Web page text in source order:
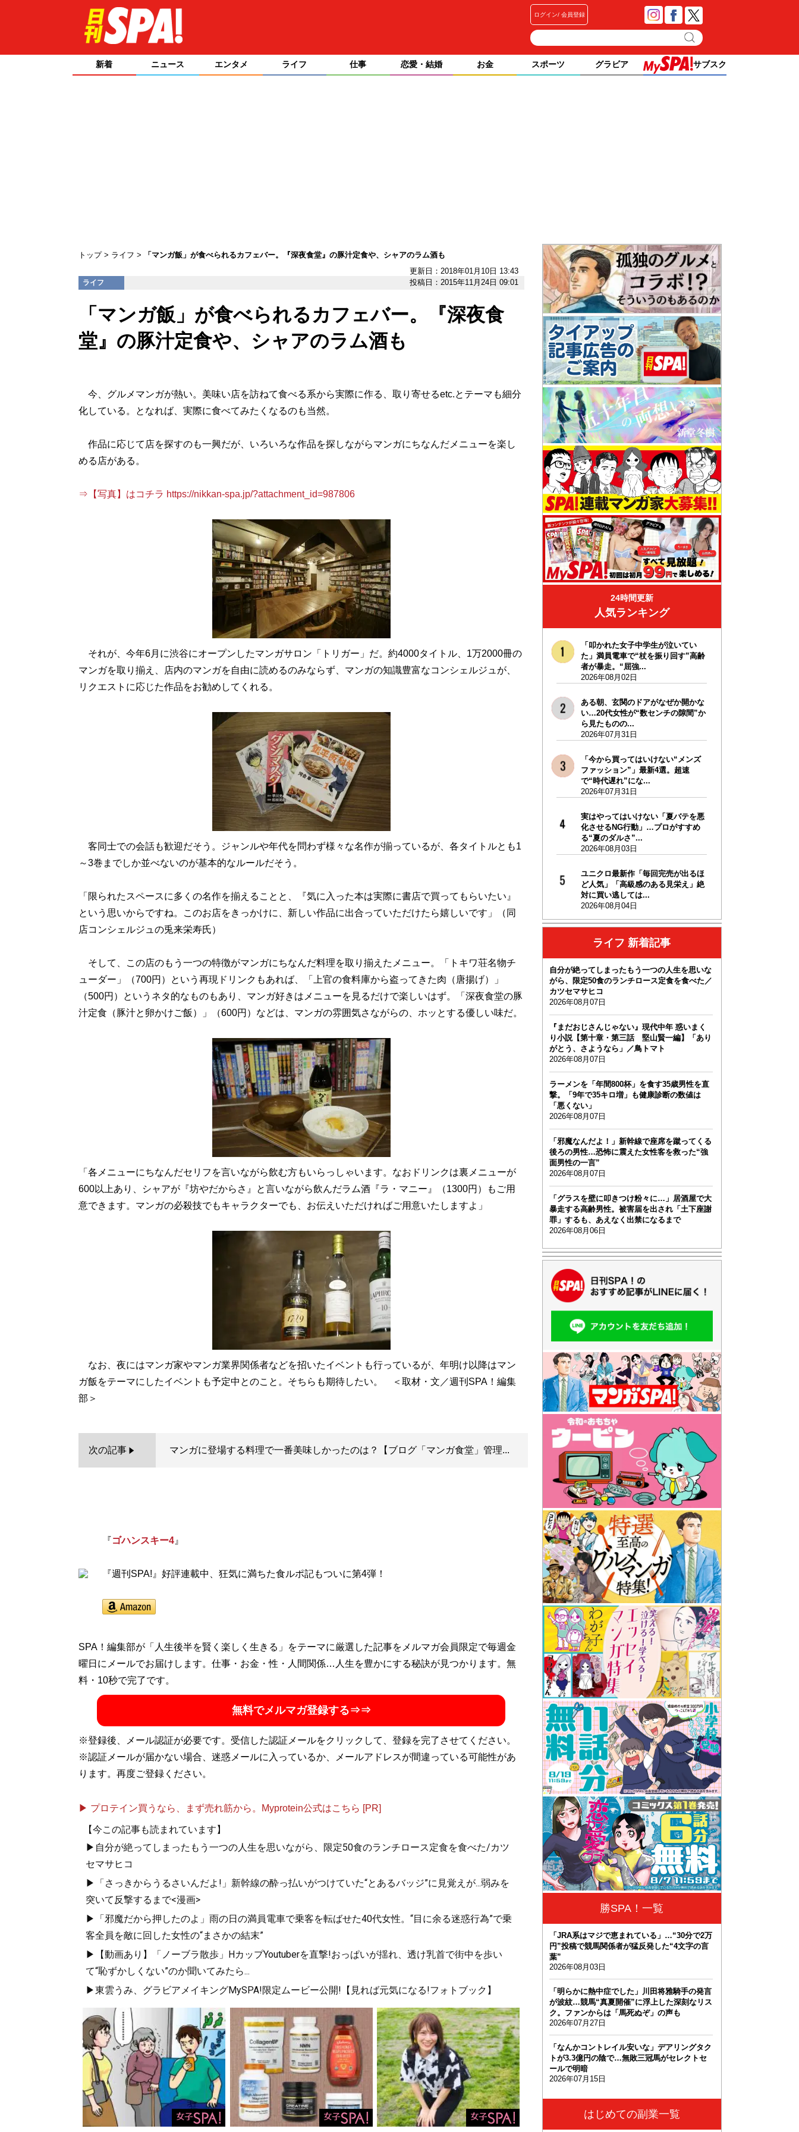
ログイン 会員登録
新着 ニュース エンタメ ライフ 仕事 恋愛・結婚 お金 スポーツ グラビア サブスク
トップ ライフ
「マンガ飯」が食べられるカフェバー。『深夜食堂』の豚汁定食や、シャアのラム酒も
更新日：2018年01月10日 13:43
ライフ 投稿日：2015年11月24日 09:01
「マンガ飯」が食べられるカフェバー。『深夜食
堂』の豚汁定食や、シャアのラム酒も
今、グルメマンガが熱い。美味い店を訪ねて食べる系から実際に作る、取り寄せるetc.とテーマも細分
化している。となれば、実際に食べてみたくなるのも当然。
作品に応じて店を探すのも一興だが、いろいろな作品を探しながらマンガにちなんだメニューを楽し
める店がある。
⇒【写真】はコチラ https://nikkan-spa.jp/?attachment_id=987806
それが、今年6月に渋谷にオープンしたマンガサロン「トリガー」だ。約4000タイトル、1万2000冊の
マンガを取り揃え、店内のマンガを自由に読めるのみならず、マンガの知識豊富なコンシェルジュが、
リクエストに応じた作品をお勧めしてくれる。
客同士での会話も歓迎だそう。ジャンルや年代を問わず様々な名作が揃っているが、各タイトルとも1
～3巻までしか並べないのが基本的なルールだそう。
「限られたスペースに多くの名作を揃えることと、『気に入った本は実際に書店で買ってもらいたい』
という思いからですね。このお店をきっかけに、新しい作品に出合っていただけたら嬉しいです」（同
店コンシェルジュの兎来栄寿氏）
そして、この店のもう一つの特徴がマンガにちなんだ料理を取り揃えたメニュー。「トキワ荘名物チ
ューダー」（700円）という再現ドリンクもあれば、「上官の食料庫から盗ってきた肉（唐揚げ）」
（500円）というネタ的なものもあり、マンガ好きはメニューを見るだけで楽しいはず。「深夜食堂の豚
汁定食（豚汁と卵かけご飯）」（600円）などは、マンガの雰囲気さながらの、ホッとする優しい味だ。
「各メニューにちなんだセリフを言いながら飲む方もいらっしゃいます。なおドリンクは裏メニューが
600以上あり、シャアが『坊やだからさ』と言いながら飲んだラム酒『ラ・マニー』（1300円）もご用
意できます。マンガの必殺技でもキャラクターでも、お伝えいただければご用意いたしますよ」
なお、夜にはマンガ家やマンガ業界関係者などを招いたイベントも行っているが、年明け以降はマン
ガ飯をテーマにしたイベントも予定中とのこと。そちらも期待したい。 ＜取材・文／週刊SPA！編集
次の記事 マンガに登場する料理で一番美味しかったのは？【ブログ「マンガ食堂」管理...
『ゴハンスキー4』
『週刊SPA!』好評連載中、狂気に満ちた食ルポ記もついに第4弾！
SPA！編集部が「人生後半を賢く楽しく生きる」をテーマに厳選した記事をメルマガ会員限定で毎週金
曜日にメールでお届けします。仕事・お金・性・人間関係…人生を豊かにする秘訣が見つかります。無
料・10秒で完了です。
無料でメルマガ登録する⇒⇒
※登録後、メール認証が必要です。受信した認証メールをクリックして、登録を完了させてください。
※認証メールが届かない場合、迷惑メールに入っているか、メールアドレスが間違っている可能性があ
ります。再度ご登録ください。
▶ プロテイン買うなら、まず売れ筋から。Myprotein公式はこちら [PR]
【今この記事も読まれています】
▶自分が絶ってしまったもう一つの人生を思いながら、限定50食のランチロース定食を食べた/カツ
セマサヒコ
▶「さっきからうるさいんだよ!」新幹線の酔っ払いがつけていた“とあるバッジ”に見覚えが...弱みを
突いて反撃するまで<漫画>
▶「邪魔だから押したのよ」雨の日の満員電車で乗客を転ばせた40代女性。“目に余る迷惑行為”で乗
客全員を敵に回した女性の“まさかの結末”
▶【動画あり】「ノーブラ散歩」HカップYoutuberを直撃!おっぱいが揺れ、透け乳首で街中を歩い
て“恥ずかしくない”のか聞いてみたら...
▶東雲うみ、グラビアメイキングMySPA!限定ムービー公開!【見れば元気になる!フォトブック】
24時間更新
人気ランキング
「叩かれた女子中学生が泣いてい
た」満員電車で“杖を振り回す”高齢
者が暴走。“屈強...
2026年08月02日
ある朝、玄関のドアがなぜか開かな
い…20代女性が“数センチの隙間”か
ら見たものの...
2026年07月31日
「今から買ってはいけない“メンズ
ファッション”」最新4選。超速
で“時代遅れ”にな...
2026年07月31日
実はやってはいけない「夏バテを悪
化させるNG行動」…プロがすすめ
る“夏のダルさ”...
2026年08月03日
ユニクロ最新作「毎回完売が出るほ
ど人気」「高級感のある見栄え」絶
対に買い逃しては...
2026年08月04日
ライフ 新着記事
自分が絶ってしまったもう一つの人生を思いな
がら、限定50食のランチロース定食を食べた／
カツセマサヒコ
2026年08月07日
『まだおじさんじゃない』現代中年 惑いまく
り小説【第十章・第三話 堅山賢一編】「あり
がとう、さようなら」／鳥トマト
2026年08月07日
ラーメンを「年間800杯」を食す35歳男性を直
撃。「9年で35キロ増」も健康診断の数値は
「悪くない」
2026年08月07日
「邪魔なんだよ！」新幹線で座席を蹴ってくる
後ろの男性…恐怖に震えた女性客を救った“強
面男性の一言”
2026年08月07日
「グラスを壁に叩きつけ粉々に…」居酒屋で大
暴走する高齢男性。被害届を出され「土下座謝
罪」するも、あえなく出禁になるまで
2026年08月06日
勝SPA！一覧
「JRA系はマジで恵まれている」…“30分で2万
円”投稿で競馬関係者が猛反発した“4文字の言
葉”
2026年08月03日
「明らかに熱中症でした」川田将雅騎手の発言
が波紋…競馬“真夏開催”に浮上した深刻なリス
ク。ファンからは「馬死ぬぞ」の声も
2026年07月27日
「なんかコントレイル安いな」デアリングタク
トが3.3億円の陰で…無敗三冠馬がセレクトセ
ールで明暗
2026年07月15日
はじめての副業一覧